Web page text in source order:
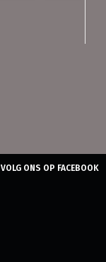
VOLG ONS OP FACEBOOK